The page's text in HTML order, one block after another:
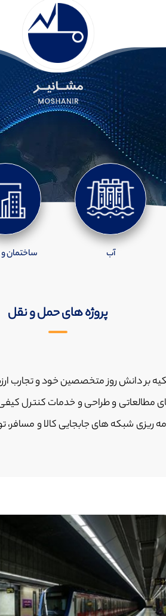
آب ساختمان
پروژه های حمل و نقل
دانش روز متخصصین خود و تجارب
مطالعاتی و طراحی و خدمات کنترل
ریزی شبکه های جابجایی کالا و